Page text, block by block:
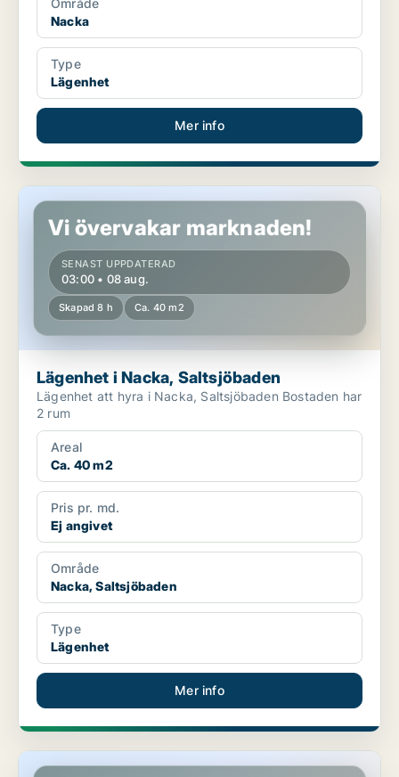
Område
Nacka
Type
Lägenhet
Mer info
Lägenhet i Nacka, Saltsjöbaden
Vi övervakar marknaden!
SENAST UPPDATERAD
03:00 • 08 aug.
Skapad 8 h Ca. 40 m2
Lägenhet i Nacka, Saltsjöbaden
Lägenhet att hyra i Nacka, Saltsjöbaden Bostaden har
2 rum
Areal
Ca. 40 m2
Pris pr. md.
Ej angivet
Område
Nacka, Saltsjöbaden
Type
Lägenhet
Mer info
Lägenhet i Nacka, Saltsjöbaden